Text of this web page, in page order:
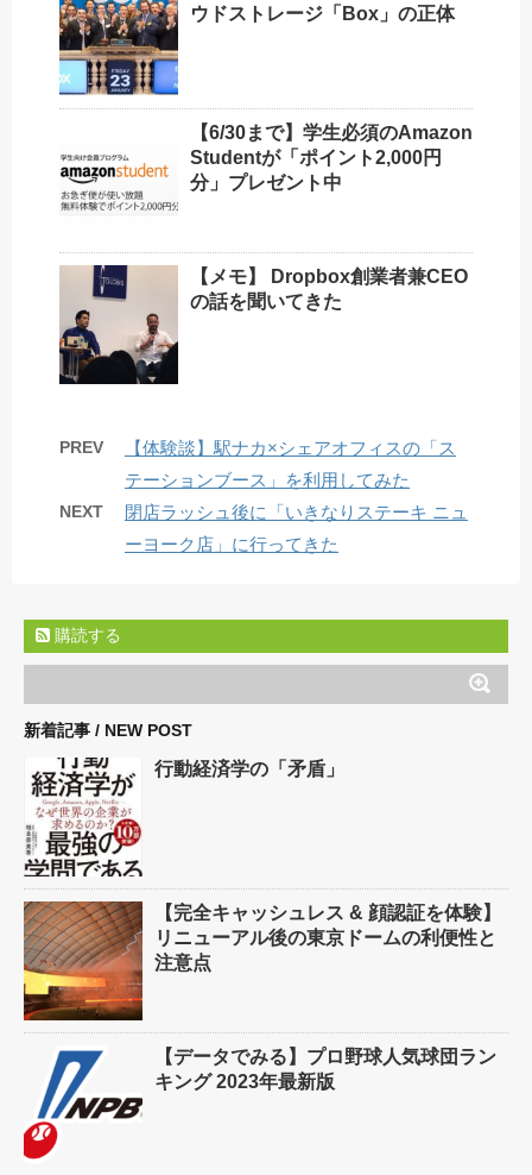
ウドストレージ「Box」の正体
【6/30まで】学生必須のAmazon
Studentが「ポイント2,000円
分」プレゼント中
【メモ】 Dropbox創業者兼CEO
の話を聞いてきた
PREV
【体験談】駅ナカ×シェアオフィスの「ス
テーションブース」を利用してみた
NEXT
閉店ラッシュ後に「いきなりステーキ ニュ
ーヨーク店」に行ってきた
購読する
新着記事 / NEW POST
行動経済学の「矛盾」
【完全キャッシュレス & 顔認証を体験】
リニューアル後の東京ドームの利便性と
注意点
【データでみる】プロ野球人気球団ラン
キング 2023年最新版